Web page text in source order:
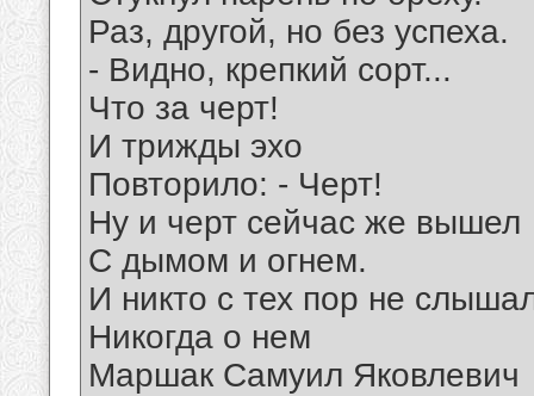
Раз, другой, но без успеха.
- Видно, крепкий сорт...
Что за черт!
И трижды эхо
Повторило: - Черт!
Ну и черт сейчас же вышел
С дымом и огнем.
И никто с тех пор не
Никогда о нем
Маршак Самуил Яковлевич